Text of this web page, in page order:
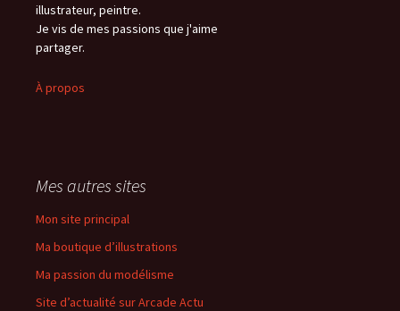
illustrateur, peintre.
Je vis de mes passions que j'aime
partager.
À propos
Mes autres sites
Mon site principal
Ma boutique d’illustrations
Ma passion du modélisme
Site d’actualité sur Arcade Actu